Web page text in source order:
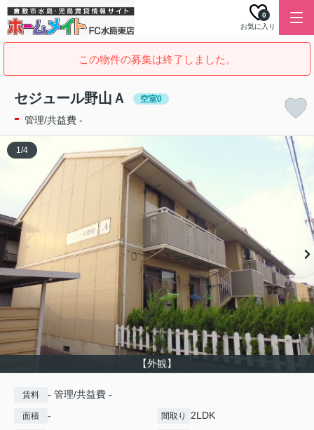
お気に入り
0
この物件の募集は終了しました。
セジュール野山Ａ 空室0
- 管理/共益費 -
【外観】
1/4
賃料 - 管理/共益費 -
面積 - 間取り 2LDK